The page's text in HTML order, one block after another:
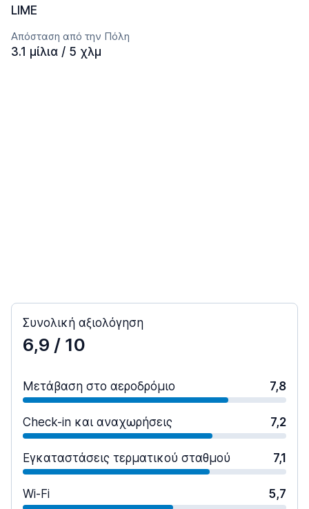
LIME
Απόσταση από την Πόλη
3.1 μίλια / 5 χλμ
Συνολική αξιολόγηση
6,9 / 10
Μετάβαση στο αεροδρόμιο 7,8
Check-in και αναχωρήσεις 7,2
Εγκαταστάσεις τερματικού σταθμού 7,1
Wi-Fi 5,7